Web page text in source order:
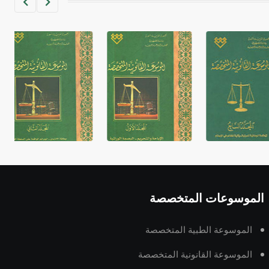
الموسوعات المتخصصة
الموسوعة الطبية المتخصصة
الموسوعة القانونية المتخصصة